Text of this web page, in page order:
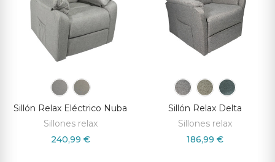
Sillón Relax Eléctrico Nuba
Sillones relax
240,99 €
Sillón Relax Delta
Sillones relax
186,99 €